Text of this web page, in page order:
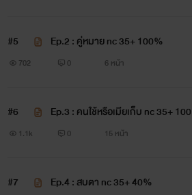
กล้วยเอง” สั่งเสียงเข้ม “หมอด้วยครับ
จะพาเมียกลับบ้านวัน
ดาหวันกับคุณหมอวัยกลางคนออกจาก
ของพ่อเลี้ยงหนุ่มอารมณ์ร้อน เมื่อเห
“เธอบ้ารึไง! คิดจะเอาลูกฉันไปลำ
#5 Ep.2 : คู่หมาย nc 35+ 100%
702 0 6 หน้า
#6 Ep.3 : คนใช้หรือเมียเก็บ nc
1.1k 0 15 หน้า
#7 Ep.4 : สบตา nc 35+ 40%